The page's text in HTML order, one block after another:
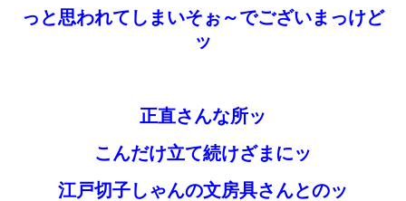
っと思われてしまいそぉ～でございまっけど
ッ
正直さんな所ッ
こんだけ立て続けざまにッ
江戸切子しゃんの文房具さんとのッ